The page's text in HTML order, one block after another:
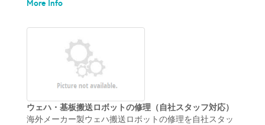
More Info
ウェハ・基板搬送ロボットの修理（自社スタッフ対応）
海外メーカー製ウェハ搬送ロボットの修理を自社スタッ